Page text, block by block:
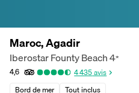
Maroc, Agadir
Iberostar Founty Beach4*
4,6 4 435avis
Bord de mer
Tout inclus